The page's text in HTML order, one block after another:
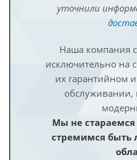
уточнили
Наша компания
исключительно на
их гарантийном
обслуживании,
Мы не
стремимся быть